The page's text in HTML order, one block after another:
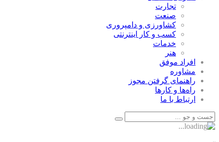
تجارت
صنعت
كشاورزی و دامپروری
كسب و كار اينترنتی
خدمات
هنر
افراد موفق
مشاوره
راهنمای گرفتن مجوز
راه‌ها و كارها
ارتباط با ما